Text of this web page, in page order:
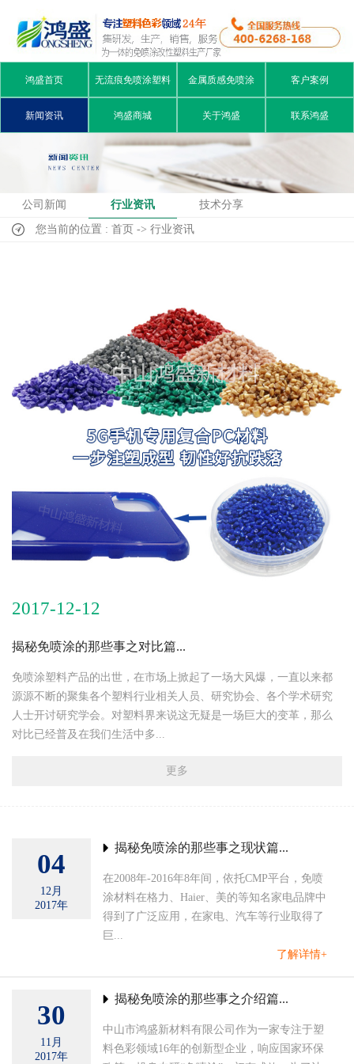
鸿盛首页 无流痕免喷涂塑料 金属质感免喷涂 客户案例
新闻资讯 鸿盛商城 关于鸿盛 联系鸿盛
公司新闻 行业资讯 技术分享
您当前的位置 : 首页 -> 行业资讯
2017-12-12
揭秘免喷涂的那些事之对比篇...
免喷涂塑料产品的出世，在市场上掀起了一场大风爆，一直以来都
源源不断的聚集各个塑料行业相关人员、研究协会、各个学术研究
人士开讨研究学会。对塑料界来说这无疑是一场巨大的变革，那么
对比已经普及在我们生活中多...
更多
04
12月
2017年
揭秘免喷涂的那些事之现状篇...
在2008年-2016年8年间，依托CMP平台，免喷
涂材料在格力、Haier、美的等知名家电品牌中
得到了广泛应用，在家电、汽车等行业取得了
巨...
了解详情+
30
11月
2017年
揭秘免喷涂的那些事之介绍篇...
中山市鸿盛新材料有限公司作为一家专注于塑
料色彩领域16年的创新型企业，响应国家环保